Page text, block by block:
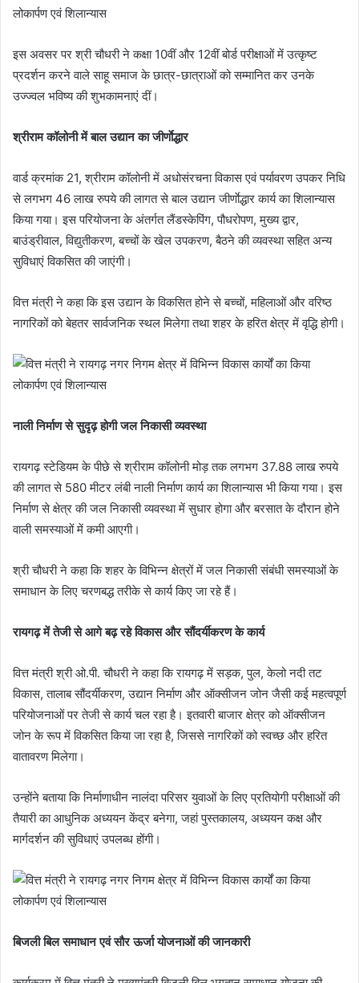
इस अवसर पर श्री चौधरी ने कक्षा 10वीं और 12वीं बोर्ड परीक्षाओं में उत्कृष्ट
प्रदर्शन करने वाले साहू समाज के छात्र-छात्राओं को सम्मानित कर उनके
उज्ज्वल भविष्य की शुभकामनाएं दीं।
श्रीराम कॉलोनी में बाल उद्यान का जीर्णाेद्धार
वार्ड क्रमांक 21, श्रीराम कॉलोनी में अधोसंरचना विकास एवं पर्यावरण उपकर निधि
से लगभग 46 लाख रुपये की लागत से बाल उद्यान जीर्णाेद्धार कार्य का शिलान्यास
किया गया। इस परियोजना के अंतर्गत लैंडस्केपिंग, पौधरोपण, मुख्य द्वार,
बाउंड्रीवाल, विद्युतीकरण, बच्चों के खेल उपकरण, बैठने की व्यवस्था सहित अन्य
सुविधाएं विकसित की जाएंगी।
वित्त मंत्री ने कहा कि इस उद्यान के विकसित होने से बच्चों, महिलाओं और वरिष्ठ
नागरिकों को बेहतर सार्वजनिक स्थल मिलेगा तथा शहर के हरित क्षेत्र में वृद्धि होगी।
नाली निर्माण से सुदृढ़ होगी जल निकासी व्यवस्था
रायगढ़ स्टेडियम के पीछे से श्रीराम कॉलोनी मोड़ तक लगभग 37.88 लाख रुपये
की लागत से 580 मीटर लंबी नाली निर्माण कार्य का शिलान्यास भी किया गया। इस
निर्माण से क्षेत्र की जल निकासी व्यवस्था में सुधार होगा और बरसात के दौरान होने
वाली समस्याओं में कमी आएगी।
श्री चौधरी ने कहा कि शहर के विभिन्न क्षेत्रों में जल निकासी संबंधी समस्याओं के
समाधान के लिए चरणबद्ध तरीके से कार्य किए जा रहे हैं।
रायगढ़ में तेजी से आगे बढ़ रहे विकास और सौंदर्यीकरण के कार्य
वित्त मंत्री श्री ओ.पी. चौधरी ने कहा कि रायगढ़ में सड़क, पुल, केलो नदी तट
विकास, तालाब सौंदर्यीकरण, उद्यान निर्माण और ऑक्सीजन जोन जैसी कई महत्वपूर्ण
परियोजनाओं पर तेजी से कार्य चल रहा है। इतवारी बाजार क्षेत्र को ऑक्सीजन
जोन के रूप में विकसित किया जा रहा है, जिससे नागरिकों को स्वच्छ और हरित
वातावरण मिलेगा।
उन्होंने बताया कि निर्माणाधीन नालंदा परिसर युवाओं के लिए प्रतियोगी परीक्षाओं की
तैयारी का आधुनिक अध्ययन केंद्र बनेगा, जहां पुस्तकालय, अध्ययन कक्ष और
मार्गदर्शन की सुविधाएं उपलब्ध होंगी।
बिजली बिल समाधान एवं सौर ऊर्जा योजनाओं की जानकारी